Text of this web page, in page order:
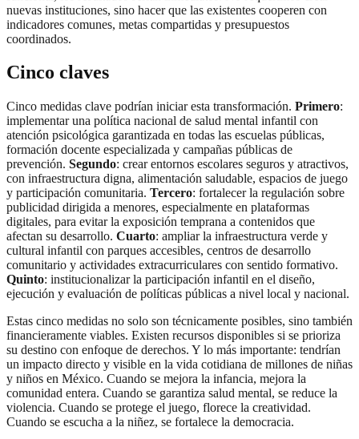
nuevas instituciones, sino hacer que las existentes cooperen con
indicadores comunes, metas compartidas y presupuestos
coordinados.
Cinco claves
Cinco medidas clave podrían iniciar esta transformación. Primero:
implementar una política nacional de salud mental infantil con
atención psicológica garantizada en todas las escuelas públicas,
formación docente especializada y campañas públicas de
prevención. Segundo: crear entornos escolares seguros y atractivos,
con infraestructura digna, alimentación saludable, espacios de juego
y participación comunitaria. Tercero: fortalecer la regulación sobre
publicidad dirigida a menores, especialmente en plataformas
digitales, para evitar la exposición temprana a contenidos que
afectan su desarrollo. Cuarto: ampliar la infraestructura verde y
cultural infantil con parques accesibles, centros de desarrollo
comunitario y actividades extracurriculares con sentido formativo.
Quinto: institucionalizar la participación infantil en el diseño,
ejecución y evaluación de políticas públicas a nivel local y nacional.
Estas cinco medidas no solo son técnicamente posibles, sino también
financieramente viables. Existen recursos disponibles si se prioriza
su destino con enfoque de derechos. Y lo más importante: tendrían
un impacto directo y visible en la vida cotidiana de millones de niñas
y niños en México. Cuando se mejora la infancia, mejora la
comunidad entera. Cuando se garantiza salud mental, se reduce la
violencia. Cuando se protege el juego, florece la creatividad.
Cuando se escucha a la niñez, se fortalece la democracia.